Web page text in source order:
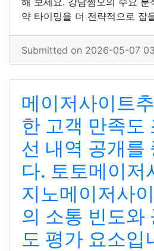
약 타이밍을 더 전략적으로 잡
Submitted on 2026-05-07
메이저사이트
한 고객 만족도
선 내역 공개를
다. 토토메이저
지노메이저사
의 소통 빈도와
도 평가 요소입